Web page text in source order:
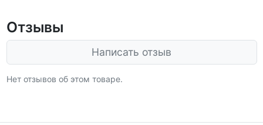
Отзывы
Написать отзыв
Нет отзывов об этом товаре.